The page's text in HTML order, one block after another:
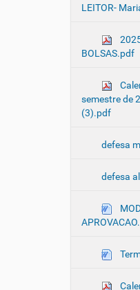
LEITOR-
BOLSAS.pdf
semestre de
(3).pdf
defesa
defesa